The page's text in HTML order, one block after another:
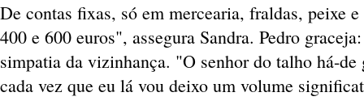
De contas fixas, só em mercearia, fraldas, peixe
400 e 600 euros", assegura Sandra. Pedro
simpatia da vizinhança. "O senhor do talho há-
cada vez que eu lá vou deixo um volume